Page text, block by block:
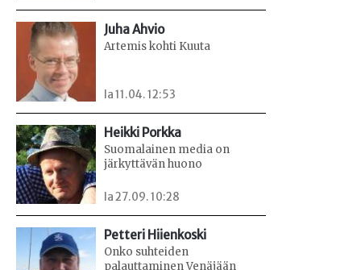
Juha Ahvio
Artemis kohti Kuuta
la 11.04. 12:53
Heikki Porkka
Suomalainen media on
järkyttävän huono
la 27.09. 10:28
Petteri Hiienkoski
Onko suhteiden
palauttaminen Venäjään